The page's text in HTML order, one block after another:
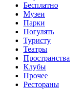
Бесплатно
Музеи
Парки
Погулять
Туристу
Театры
Пространства
Клубы
Прочее
Рестораны